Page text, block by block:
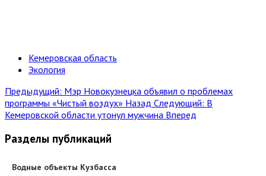
Кемеровская область
Экология
Предыдущий: Мэр Новокузнецка объявил о проблемах
программы «Чистый воздух» Назад Следующий: В
Кемеровской области утонул мужчина Вперед
Разделы публикаций
Водные объекты Кузбасса